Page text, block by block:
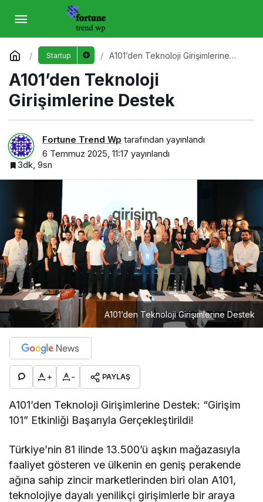
Startup
A101’den Teknoloji Girişimlerine
A101’den Teknoloji
Girişimlerine Destek
Fortune Trend Wp tarafından yayınlandı
6 Temmuz 2025, 11:17 yayınlandı
3dk, 9sn
A101’den Teknoloji Girişimlerine Destek
+ - PAYLAŞ
A101’den Teknoloji Girişimlerine Destek: “Girişim
101” Etkinliği Başarıyla Gerçekleştirildi!
Türkiye’nin 81 ilinde 13.500’ü aşkın mağazasıyla
faaliyet gösteren ve ülkenin en geniş perakende
ağına sahip zincir marketlerinden biri olan A101,
teknolojiye dayalı yenilikçi girişimlerle bir araya
A101’den Teknoloji Girişimlerine Destek
Yorum Yap